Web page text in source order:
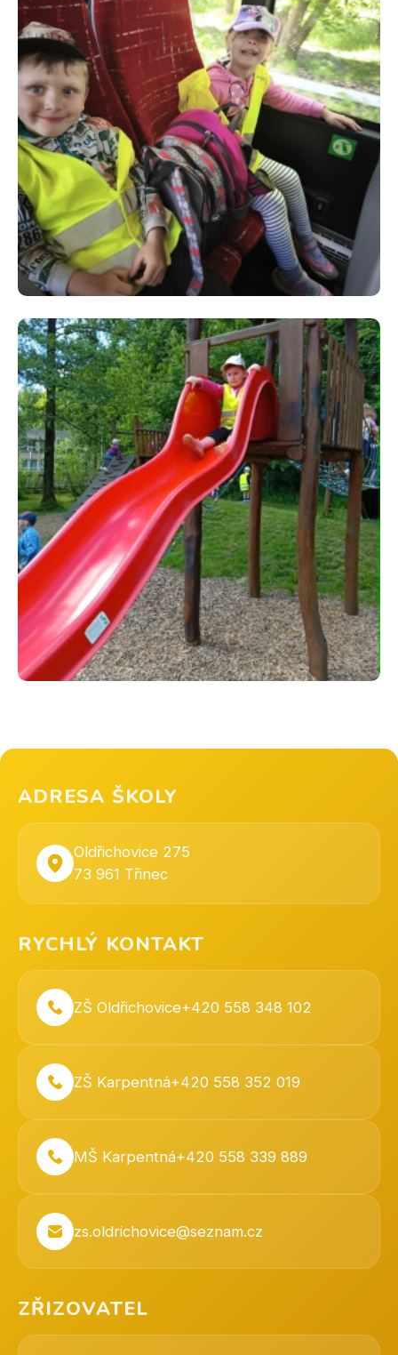
ADRESA ŠKOLY
Oldřichovice 275
73 961 Třinec
RYCHLÝ KONTAKT
ZŠ Oldřichovice+420 558 348 102
ZŠ Karpentná+420 558 352 019
MŠ Karpentná+420 558 339 889
zs.oldrichovice@seznam.cz
ZŘIZOVATEL